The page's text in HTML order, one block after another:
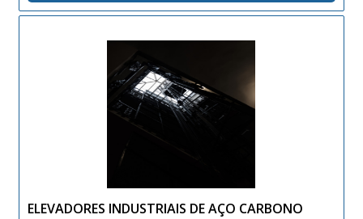
proteções contra quedas. Projetos sob medida conforme
normas técnicas vigentes (NR12, NBRs específicas).
ELEVADORES INDUSTRIAIS DE AÇO CARBONO